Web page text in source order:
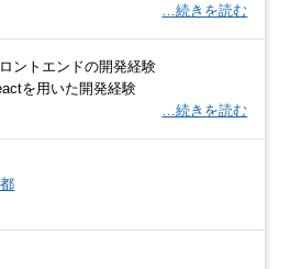
…続きを読む
ントエンドの開発経験
を用いた開発経験
…続きを読む